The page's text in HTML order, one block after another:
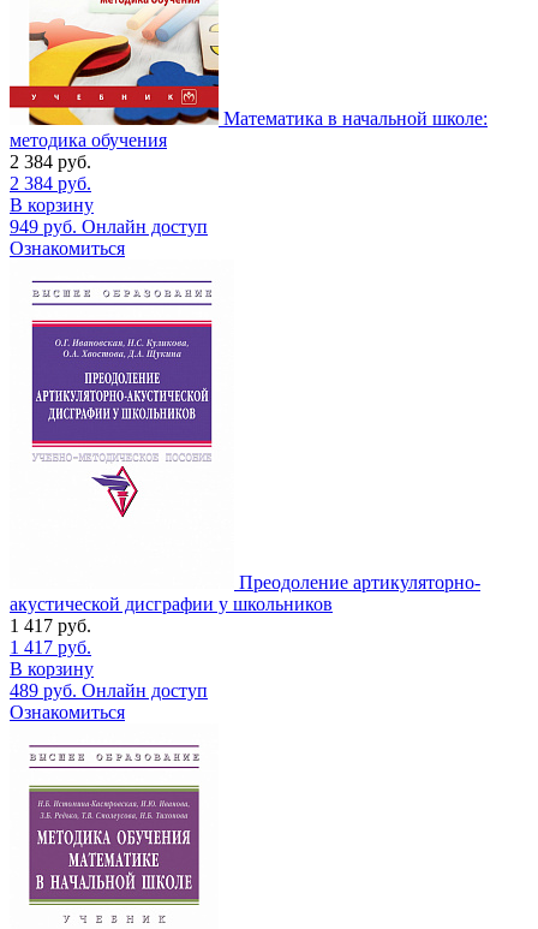
Математика в начальной школе:
методика обучения
2 384 руб.
2 384 руб.
В корзину
949 руб. Онлайн доступ
Ознакомиться
Преодоление артикуляторно-
акустической дисграфии у школьников
1 417 руб.
1 417 руб.
В корзину
489 руб. Онлайн доступ
Ознакомиться